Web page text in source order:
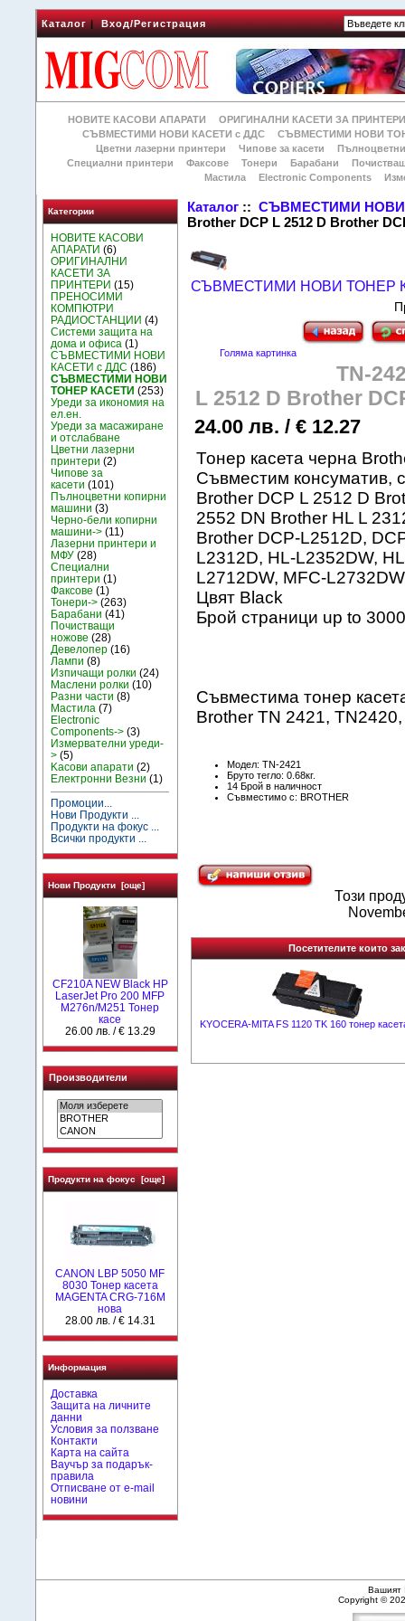
Каталог|Вход/Регистрация
НОВИТЕ КАСОВИ АПАРАТИ
ОРИГИНАЛНИ КАСЕТИ ЗА
СЪВМЕСТИМИ НОВИ КАСЕТИ с ДДС
СЪВМЕСТИМИ НОВИ
Цветни лазерни принтери
Чипове за касети
Специални принтери
Факсове Тонери Барабани
Мастила
Electronic Components
Категории
НОВИТЕ КАСОВИ
АПАРАТИ (6)
ОРИГИНАЛНИ
КАСЕТИ ЗА
ПРИНТЕРИ (15)
ПРЕНОСИМИ
КОМПЮТРИ
РАДИОСТАНЦИИ (4)
Системи защита на
дома и офиса (1)
СЪВМЕСТИМИ НОВИ
КАСЕТИ с ДДС (186)
СЪВМЕСТИМИ НОВИ
ТОНЕР КАСЕТИ (253)
Уреди за икономия на
ел.ен.
Уреди за масажиране
и отслабване
Цветни лазерни
принтери (2)
Чипове за
касети (101)
Пълноцветни копирни
машини (3)
Черно-бели копирни
машини-> (11)
Лазерни принтери и
МФУ (28)
Специални
принтери (1)
Факсове (1)
Тонери-> (263)
Барабани (41)
Почистващи
ножове (28)
Девелопер (16)
Лампи (8)
Изпичащи ролки (24)
Маслени ролки (10)
Разни части (8)
Мастила (7)
Electronic
Components-> (3)
Измервателни уреди-
> (5)
Kасови апарати (2)
Електронни Везни (1)
Промоции...
Нови Продукти ...
Продукти на фокус ...
Всички продукти ...
Нови Продукти [още]
CF210A NEW Black HP
LaserJet Pro 200 MFP
M276n/M251 Тонер
касе
26.00 лв. / € 13.29
Производители
Продукти на фокус [още]
CANON LBP 5050 MF
8030 Тонер касета
MAGENTA CRG-716M
нова
28.00 лв. / € 14.31
Информация
Доставка
Защита на личните
данни
Условия за ползване
Контакти
Карта на сайта
Ваучър за подарък-
правила
Отписване от e-mail
новини
Каталог ::СЪВМЕСТИМИ НОВИ
Brother DCP L 2512 D Brother
СЪВМЕСТИМИ НОВИ ТОНЕР
Голяма картинка
TN-
L 2512 D Brother
24.00 лв. / € 12.27
Тонер касета черна
Съвместим консуматив,
Brother DCP L 2512 D
2552 DN Brother HL L
Brother DCP-L2512D,
L2312D, HL-L2352DW,
L2712DW, MFC-L2732DW
Цвят Black
Брой страници up to
Съвместима тонер
Brother TN 2421,
Модел: TN-2421
Бруто тегло: 0.68кг.
14 Брой в наличност
Съвместимо с: BROTHER
Този
Посетителите които
KYOCERA-MITA FS 1120 TK 160 тонер
Вашият
Copyright ©